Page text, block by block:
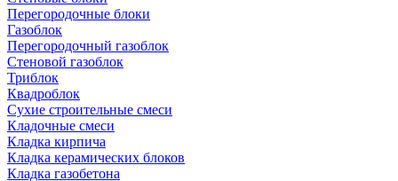
Перегородочные блоки
Газоблок
Перегородочный газоблок
Стеновой газоблок
Триблок
Квадроблок
Сухие строительные смеси
Кладочные смеси
Кладка кирпича
Кладка керамических блоков
Кладка газобетона